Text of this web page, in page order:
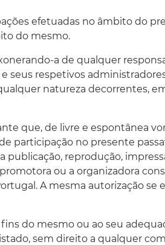
efetuadas no âmbito do
do mesmo.
a de qualquer
seus respetivos
natureza decorrentes,
que, de livre e espontânea
participação no presente
reprodução,
ou a organizadora
A mesma autorização se
do mesmo ou ao seu
sem direito a qualquer